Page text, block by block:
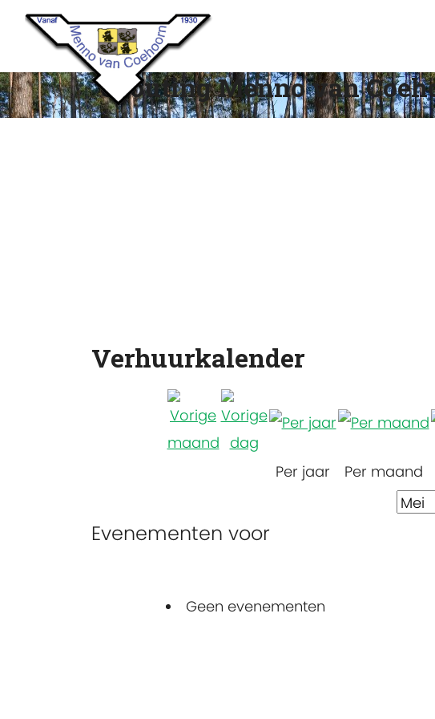
Scouting Menno van
Verhuurkalender
Per jaar Per maand
Evenementen voor
Geen evenementen